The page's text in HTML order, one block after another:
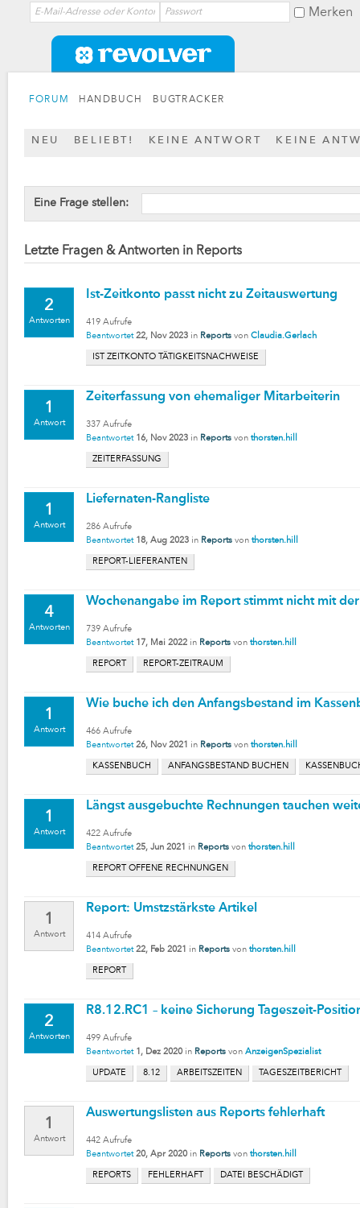
Merken
FORUM HANDBUCH BUGTRACKER
NEU BELIEBT! KEINE ANTWORT KEINE
Eine Frage stellen:
Letzte Fragen & Antworten in Reports
2
Antworten
Ist-Zeitkonto passt nicht zu Zeitauswertung
419 Aufrufe
Beantwortet 22, Nov 2023 in Reports von Claudia.Gerlach
IST ZEITKONTO TÄTIGKEITSNACHWEISE
1
Antwort
Zeiterfassung von ehemaliger Mitarbeiterin
337 Aufrufe
Beantwortet 16, Nov 2023 in Reports von thorsten.hill
ZEITERFASSUNG
1
Antwort
Liefernaten-Rangliste
286 Aufrufe
Beantwortet 18, Aug 2023 in Reports von thorsten.hill
REPORT-LIEFERANTEN
4
Antworten
Wochenangabe im Report stimmt nicht mit
739 Aufrufe
Beantwortet 17, Mai 2022 in Reports von thorsten.hill
REPORT REPORT-ZEITRAUM
1
Antwort
Wie buche ich den Anfangsbestand im
466 Aufrufe
Beantwortet 26, Nov 2021 in Reports von thorsten.hill
KASSENBUCH ANFANGSBESTAND BUCHEN
1
Antwort
Längst ausgebuchte Rechnungen tauchen
422 Aufrufe
Beantwortet 25, Jun 2021 in Reports von thorsten.hill
REPORT OFFENE RECHNUNGEN
1
Antwort
Report: Umstzstärkste Artikel
414 Aufrufe
Beantwortet 22, Feb 2021 in Reports von thorsten.hill
REPORT
2
Antworten
R8.12.RC1 – keine Sicherung Tageszeit-
499 Aufrufe
Beantwortet 1, Dez 2020 in Reports von AnzeigenSpezialist
UPDATE 8.12 ARBEITSZEITEN TAGESZEITBERICHT
1
Antwort
Auswertungslisten aus Reports fehlerhaft
442 Aufrufe
Beantwortet 20, Apr 2020 in Reports von thorsten.hill
REPORTS FEHLERHAFT DATEI BESCHÄDIGT